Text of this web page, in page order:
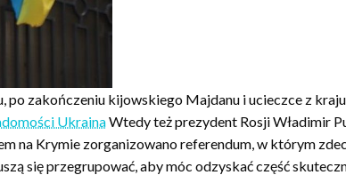
po zakończeniu kijowskiego Majdanu i ucieczce z
UkrainaWtedy też prezydent Rosji Władimir
na Krymie zorganizowano referendum, w którym
się przegrupować, aby móc odzyskać część